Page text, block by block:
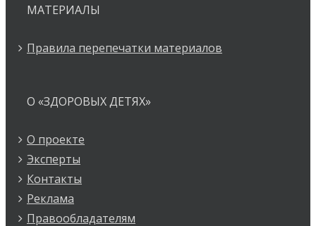
МАТЕРИАЛЫ
Правила перепечатки материалов
О «ЗДОРОВЫХ ДЕТЯХ»
О проекте
Эксперты
Контакты
Реклама
Правообладателям